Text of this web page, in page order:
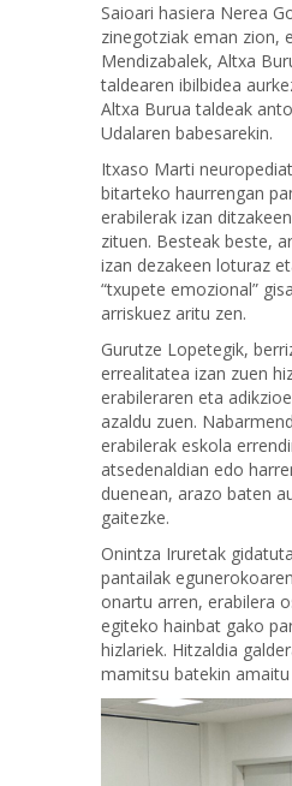
Saioari hasiera Nerea
zinegotziak eman zion,
Mendizabalek, Altxa
taldearen ibilbidea
Altxa Burua taldeak
Udalaren babesarekin.
Itxaso Marti
bitarteko haurrengan
erabilerak izan
zituen. Besteak beste,
izan dezakeen loturaz
“txupete emozional”
arriskuez aritu zen.
Gurutze Lopetegik,
errealitatea izan zuen
erabileraren eta
azaldu zuen.
erabilerak eskola
atsedenaldian edo
duenean, arazo baten
gaitezke.
Onintza Iruretak
pantailak
onartu arren, erabilera
egiteko hainbat gako
hizlariek. Hitzaldia
mamitsu batekin amaitu